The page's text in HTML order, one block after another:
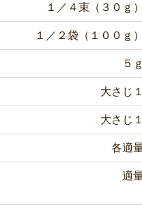
１／４束（３０ｇ
１／２袋（１００ｇ
５
大さじ
大さじ
各適
適